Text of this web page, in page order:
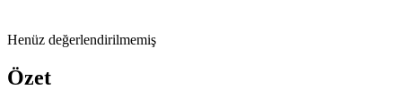
Henüz değerlendirilmemiş
Özet